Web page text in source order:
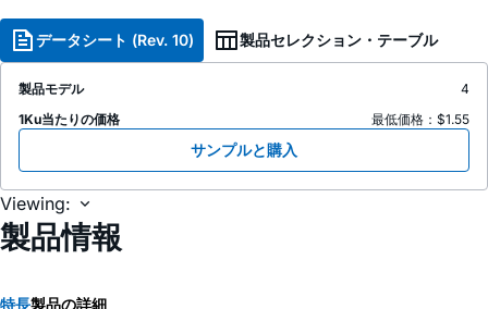
データシート (Rev. 10) 製品セレクション・テーブル
製品モデル
4
1Ku当たりの価格
最低価格：$1.55
サンプルと購入
Viewing:
製品情報
特長製品の詳細